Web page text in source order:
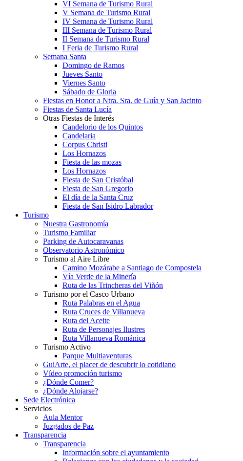
VI Semana de Turismo Rural
V Semana de Turismo Rural
IV Semana de Turismo Rural
III Semana de Turismo Rural
II Semana de Turismo Rural
I Feria de Turismo Rural
Semana Santa
Domingo de Ramos
Jueves Santo
Viernes Santo
Sábado de Gloria
Fiestas en Honor a Ntra. Sra. de Guía y San Jacinto
Fiestas de Santa Lucía
Otras Fiestas de Interés
Candelorio de los Quintos
Candelaria
Corpus Christi
Los Hornazos
Fiesta de las mozas
Los Hornazos
Fiesta de San Cristóbal
Fiesta de San Gregorio
El día de la Santa Cruz
Fiesta de San Isidro Labrador
Turismo
Nuestra Gastronomía
Turismo Familiar
Parking de Autocaravanas
Observatorio Astronómico
Turismo al Aire Libre
Camino Mozárabe a Santiago de Compostela
Vía Verde de la Minería
Ruta de las Trincheras del Viñón
Turismo por el Casco Urbano
Ruta Palabras en el Agua
Ruta Cruces de Villanueva
Ruta del Aceite
Ruta de Personajes Ilustres
Ruta Villanueva Románica
Turismo Activo
Parque Multiaventuras
GuiArte, el placer de descubrir lo cotidiano
Vídeo promoción turismo
¿Dónde Comer?
¿Dónde Alojarse?
Sede Electrónica
Servicios
Aula Mentor
Juzgados de Paz
Transparencia
Transparencia
Información sobre el ayuntamiento